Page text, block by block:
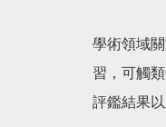
學術領域
習，可觸
評鑑結果